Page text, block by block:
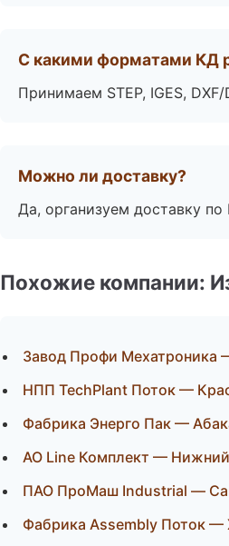
С какими форматами КД
Принимаем STEP, IGES,
Можно ли доставку?
Да, организуем доставку
Похожие компании:
Завод Профи Мехатроника
НПП TechPlant Поток —
Фабрика Энерго Пак —
АО Line Комплект —
ПАО ПроМаш Industrial —
Фабрика Assembly Поток —